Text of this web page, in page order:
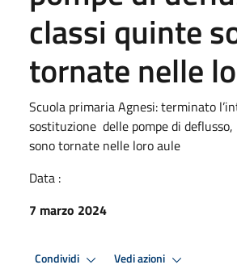
classi quinte
tornate nelle
Scuola primaria Agnesi: terminato
sostituzione delle pompe di
sono tornate nelle loro aule
Data :
7 marzo 2024
Condividi Vedi azioni